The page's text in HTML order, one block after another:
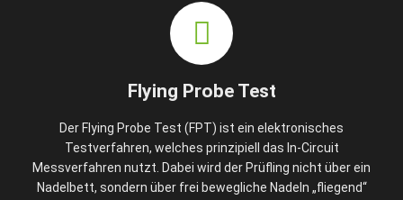
Flying Probe Test
Der Flying Probe Test (FPT) ist ein elektronisches
Testverfahren, welches prinzipiell das In-Circuit
Messverfahren nutzt. Dabei wird der Prüfling nicht über ein
Nadelbett, sondern über frei bewegliche Nadeln „fliegend“